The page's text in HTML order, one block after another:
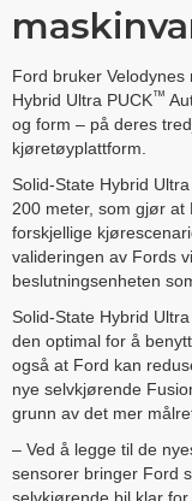
Ford bruker
Hybrid Ultra PUCK™
og form – på deres
kjøretøyplattform.
Solid-State Hybrid
200 meter, som gjør at
forskjellige
valideringen av Fords
beslutningsenheten
Solid-State Hybrid
den optimal for å
også at Ford kan
nye selvkjørende
grunn av det mer
– Ved å legge til de
sensorer bringer Ford